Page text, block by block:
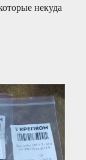
некуда